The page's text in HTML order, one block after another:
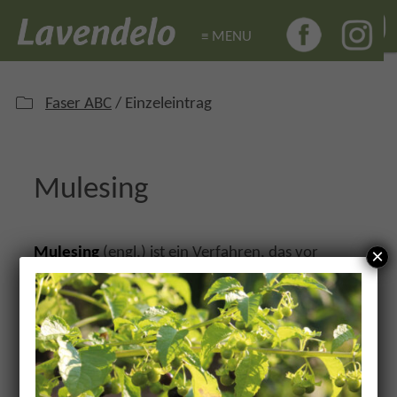
≡ MENU
≡ MENU
Faser ABC / Einzeleintrag
Mulesing
Mulesing(engl.) ist ein Verfahren, das vor
allem in Australien und Neuseeland
angewendet wird. Von dort kommen 90% der
konventionell hergestellten feinen
Merinowolle. Die Mulesierung, so der
deutsche Begriff, dient der Bekämpfung von
×